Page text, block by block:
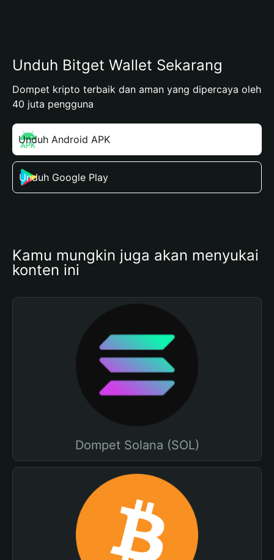
Unduh Bitget Wallet Sekarang
Dompet kripto terbaik dan aman yang dipercaya oleh
40 juta pengguna
Unduh Android APK
Unduh Google Play
Kamu mungkin juga akan menyukai
konten ini
Dompet Solana (SOL)